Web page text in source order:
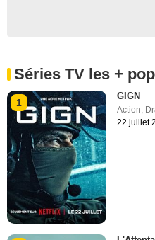
Séries TV les +
1
GIGN
Action
22 juillet